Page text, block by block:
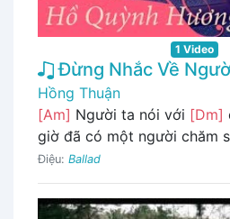
1 Video
Đừng Nhắc Về
Hồng Thuận
[Am] Người ta nói với [Dm]
giờ đã có một người chăm
Điệu: Ballad